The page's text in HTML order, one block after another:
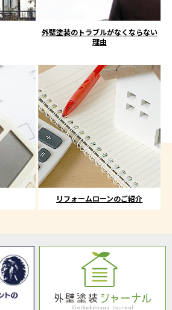
外壁塗装のトラブルがなくならない
理由
リフォームローンのご紹介